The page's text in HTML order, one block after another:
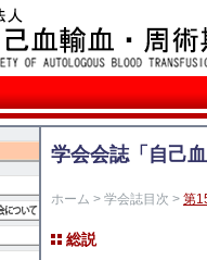
学会会誌「自己
ホーム > 学会誌目次 > 第
総説